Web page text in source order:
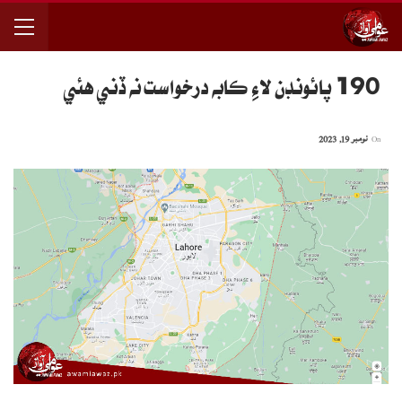
190 پائونڊن لاءِ ڪابه درخواست نه ڏني هئي